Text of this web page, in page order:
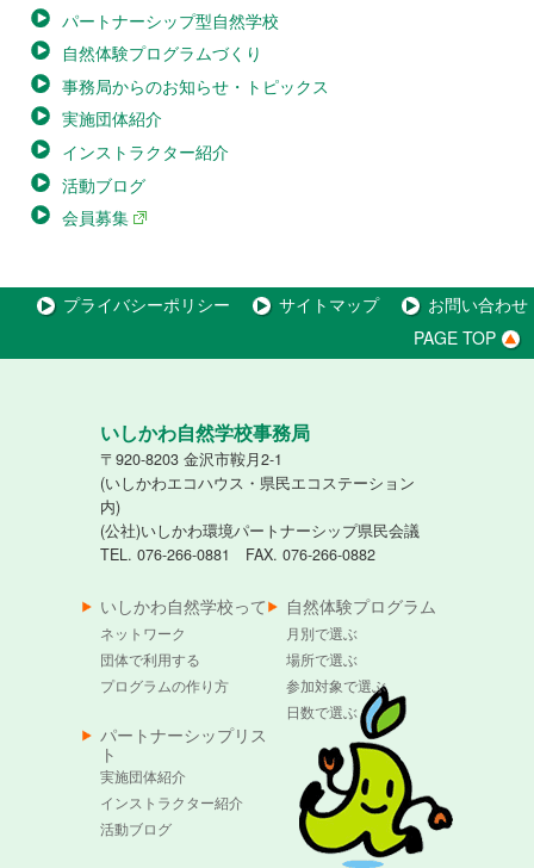
パートナーシップ型自然学校
自然体験プログラムづくり
事務局からのお知らせ・トピックス
実施団体紹介
インストラクター紹介
活動ブログ
会員募集
プライバシーポリシー サイトマップ
お問い合わせ
PAGE TOP
いしかわ自然学校事務局
〒920-8203 金沢市鞍月2-1
(いしかわエコハウス・県民エコステーション
内)
(公社)いしかわ環境パートナーシップ県民会議
TEL. 076-266-0881 FAX. 076-266-0882
いしかわ自然学校って
ネットワーク
団体で利用する
プログラムの作り方
自然体験プログラム
月別で選ぶ
場所で選ぶ
参加対象で選ぶ
日数で選ぶ
パートナーシップリス
ト
実施団体紹介
インストラクター紹介
活動ブログ